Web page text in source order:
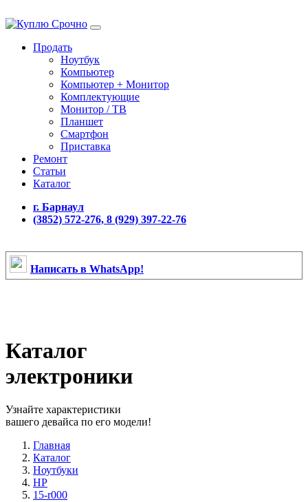
Продать
Ноутбук
Компьютер
Компьютер + Монитор
Комплектующие
Монитор / ТВ
Планшет
Смартфон
Приставка
Ремонт
Статьи
Каталог
г. Барнаул
(3852) 572-276, 8 (929) 397-22-76
Написать в WhatsApp!
Каталог
электроники
Узнайте характеристики
вашего девайса по его модели!
Главная
Каталог
Ноутбуки
HP
15-r000